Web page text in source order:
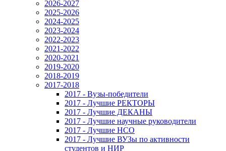
2026-2027
2025-2026
2024-2025
2023-2024
2022-2023
2021-2022
2020-2021
2019-2020
2018-2019
2017-2018
2017 - Вузы-победители
2017 - Лучшие РЕКТОРЫ
2017 - Лучшие ДЕКАНЫ
2017 - Лучшие научные руководители
2017 - Лучшие НСО
2017 - Лучшие ВУЗы по активности
студентов и НИР